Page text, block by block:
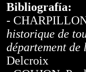
Bibliografía:
-
historique de
département de
Delcroix